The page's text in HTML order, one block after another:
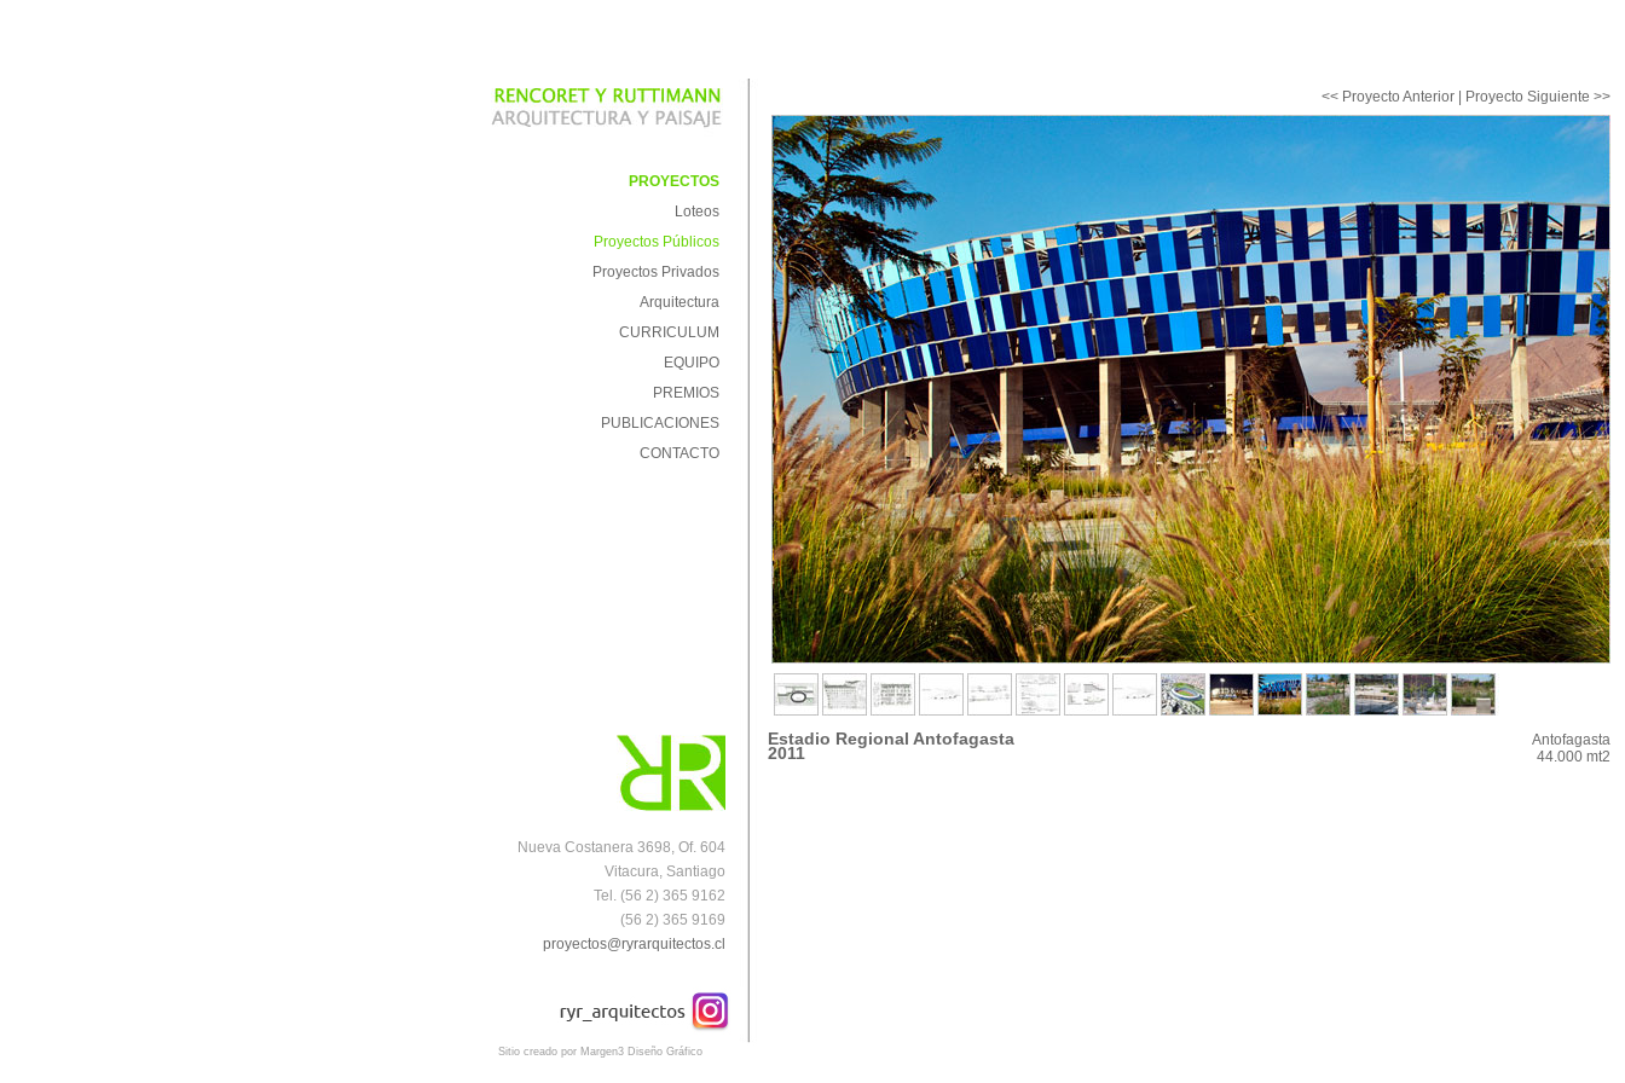
PROYECTOS
Loteos
Proyectos Públicos
Proyectos Privados
Arquitectura
CURRICULUM
EQUIPO
PREMIOS
PUBLICACIONES
CONTACTO
Nueva Costanera 3698, Of. 604
Vitacura, Santiago
Tel. (56 2) 365 9162
(56 2) 365 9169
proyectos@ryrarquitectos.cl
<< Proyecto Anterior Proyecto Siguiente >>
Estadio Regional Antofagasta
2011
Antofagasta
44.000 mt2
Sitio creado por Margen3 Diseño Gráfico